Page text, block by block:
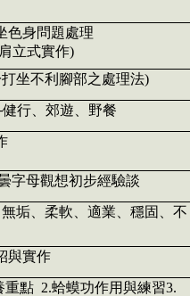
色身問題處理
立式實作)
坐不利腳部之處理法)
行、郊遊、野餐
字母觀想初步經驗談
垢、柔軟、適業、穩固、不
與實作
點 2.蛤蟆功作用與練習3.